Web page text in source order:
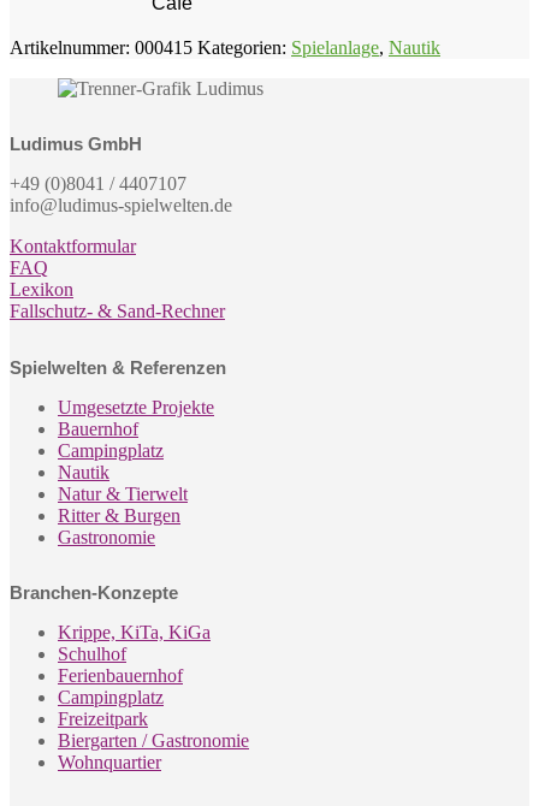
Artikelnummer: 000415 Kategorien: Spielanlage, Nautik
Ludimus GmbH
+49 (0)8041 / 4407107
info@ludimus-spielwelten.de
Kontaktformular
FAQ
Lexikon
Fallschutz- & Sand-Rechner
Spielwelten & Referenzen
Umgesetzte Projekte
Bauernhof
Campingplatz
Nautik
Natur & Tierwelt
Ritter & Burgen
Gastronomie
Branchen-Konzepte
Krippe, KiTa, KiGa
Schulhof
Ferienbauernhof
Campingplatz
Freizeitpark
Biergarten / Gastronomie
Wohnquartier